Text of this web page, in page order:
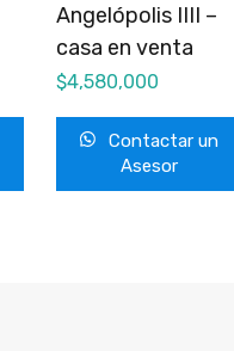
Angelópolis IIII –
casa en venta
$4,580,000
Contactar un
Asesor